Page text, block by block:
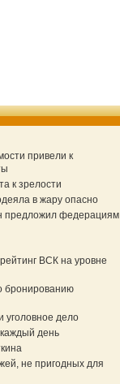
привели к
к зрелости
в жару опасно
предложил федерациям
ВСК на уровне
бронированию
уголовное дело
день
не пригодных для